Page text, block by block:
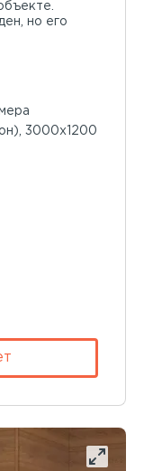
но его
3000х1200